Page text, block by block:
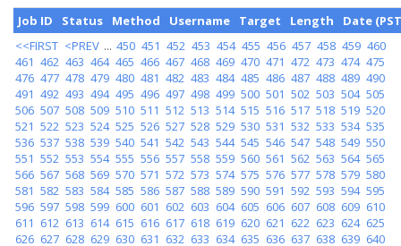
Job ID
Status Method Username Target Length
Date
<<FIRST <PREV ... 450 451 452 453 454 455 456 457 458 459 460
461 462 463 464 465 466 467 468 469 470 471 472 473 474 475
476 477 478 479 480 481 482 483 484 485 486 487 488 489 490
491 492 493 494 495 496 497 498 499 500 501 502 503 504 505
506 507 508 509 510 511 512 513 514 515 516 517 518 519 520
521 522 523 524 525 526 527 528 529 530 531 532 533 534 535
536 537 538 539 540 541 542 543 544 545 546 547 548 549 550
551 552 553 554 555 556 557 558 559 560 561 562 563 564 565
566 567 568 569 570 571 572 573 574 575 576 577 578 579 580
581 582 583 584 585 586 587 588 589 590 591 592 593 594 595
596 597 598 599 600 601 602 603 604 605 606 607 608 609 610
611 612 613 614 615 616 617 618 619 620 621 622 623 624 625
626 627 628 629 630 631 632 633 634 635 636 637 638 639 640